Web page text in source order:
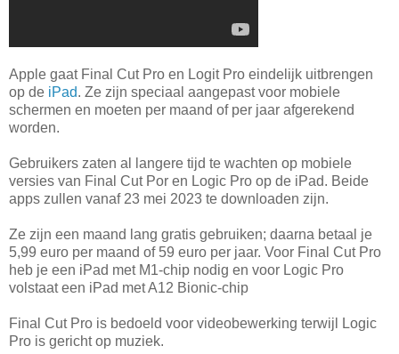
Apple gaat Final Cut Pro en Logit Pro eindelijk uitbrengen
op de iPad. Ze zijn speciaal aangepast voor mobiele
schermen en moeten per maand of per jaar afgerekend
worden.
Gebruikers zaten al langere tijd te wachten op mobiele
versies van Final Cut Por en Logic Pro op de iPad. Beide
apps zullen vanaf 23 mei 2023 te downloaden zijn.
Ze zijn een maand lang gratis gebruiken; daarna betaal je
5,99 euro per maand of 59 euro per jaar. Voor Final Cut Pro
heb je een iPad met M1-chip nodig en voor Logic Pro
volstaat een iPad met A12 Bionic-chip
Final Cut Pro is bedoeld voor videobewerking terwijl Logic
Pro is gericht op muziek.